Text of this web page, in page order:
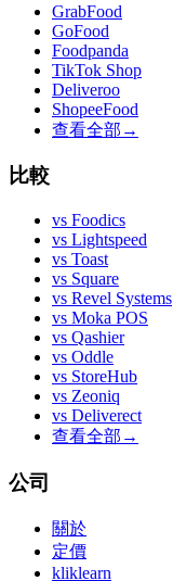
GrabFood
GoFood
Foodpanda
TikTok Shop
Deliveroo
ShopeeFood
查看全部 →
比較
vs Foodics
vs Lightspeed
vs Toast
vs Square
vs Revel Systems
vs Moka POS
vs Qashier
vs Oddle
vs StoreHub
vs Zeoniq
vs Deliverect
查看全部 →
公司
關於
定價
kliklearn